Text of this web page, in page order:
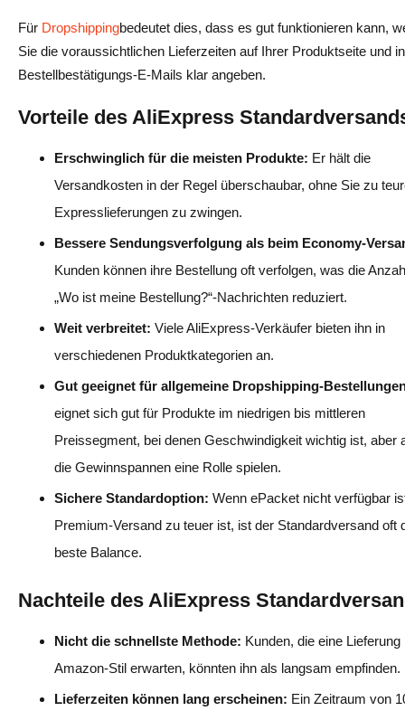
Für Dropshippingbedeutet dies, dass es gut funktionieren kann,
Sie die voraussichtlichen Lieferzeiten auf Ihrer Produktseite und
Bestellbestätigungs-E-Mails klar angeben.
Vorteile des AliExpress
Erschwinglich für die meisten Produkte: Er hält die
Versandkosten in der Regel überschaubar, ohne Sie zu
Expresslieferungen zu zwingen.
Bessere Sendungsverfolgung als beim Economy-
Kunden können ihre Bestellung oft verfolgen, was die
„Wo ist meine Bestellung?“-Nachrichten reduziert.
Weit verbreitet: Viele AliExpress-Verkäufer bieten ihn in
verschiedenen Produktkategorien an.
Gut geeignet für allgemeine Dropshipping-
eignet sich gut für Produkte im niedrigen bis mittleren
Preissegment, bei denen Geschwindigkeit wichtig ist, aber
die Gewinnspannen eine Rolle spielen.
Sichere Standardoption: Wenn ePacket nicht verfügbar
Premium-Versand zu teuer ist, ist der Standardversand oft
beste Balance.
Nachteile des AliExpress
Nicht die schnellste Methode: Kunden, die eine Lieferung
Amazon-Stil erwarten, könnten ihn als langsam empfinden.
Lieferzeiten können lang erscheinen: Ein Zeitraum von